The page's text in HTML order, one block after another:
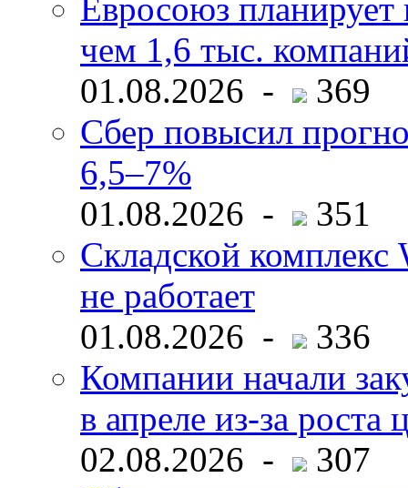
Евросоюз планирует
чем 1,6 тыс.
01.08.2026 -
369
Сбер повысил
6,5–7%
01.08.2026 -
351
Складской комплекс
не работает
01.08.2026 -
336
Компании начали
в апреле из-за роста
02.08.2026 -
307